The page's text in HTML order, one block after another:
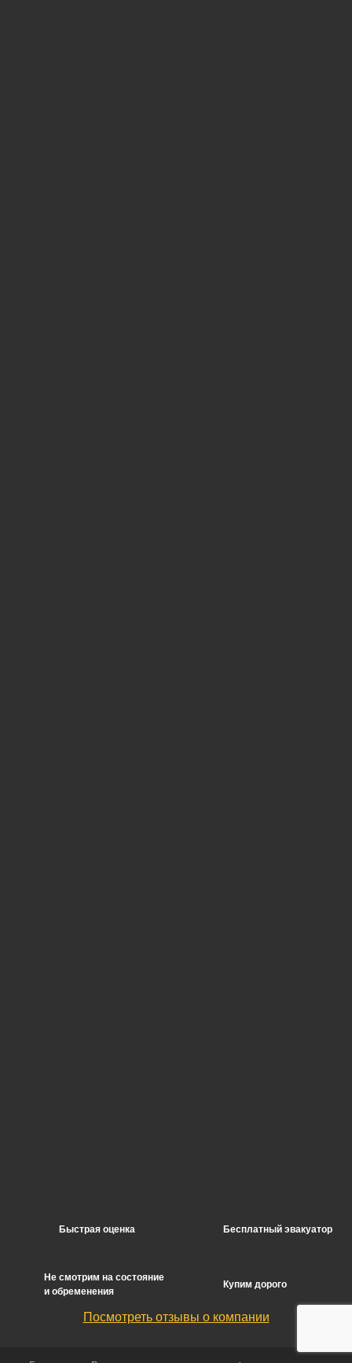
Быстрая оценка Бесплатный эвакуатор
Не смотрим на состояние
и обременения
Купим дорого
Посмотреть отзывы о компании